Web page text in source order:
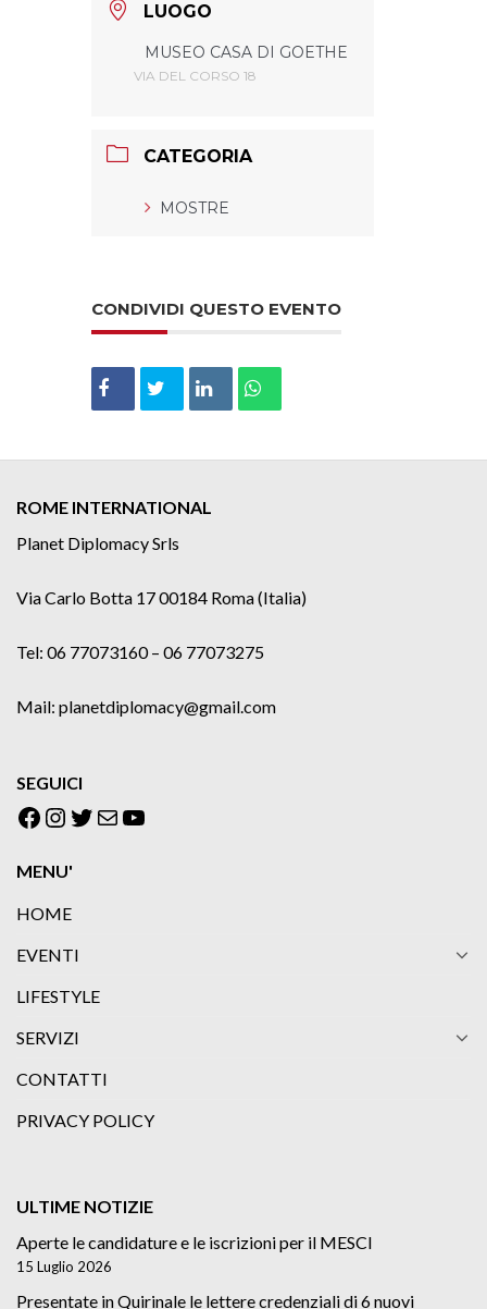
LUOGO
MUSEO CASA DI GOETHE
VIA DEL CORSO 18
CATEGORIA
MOSTRE
CONDIVIDI QUESTO EVENTO
ROME INTERNATIONAL
Planet Diplomacy Srls
Via Carlo Botta 17 00184 Roma (Italia)
Tel: 06 77073160 – 06 77073275
Mail: planetdiplomacy@gmail.com
SEGUICI
Facebook
Instagram
Twitter
EmailYouTube
MENU'
HOME
EVENTI
LIFESTYLE
SERVIZI
CONTATTI
PRIVACY POLICY
ULTIME NOTIZIE
Aperte le candidature e le iscrizioni per il MESCI
15 Luglio 2026
Presentate in Quirinale le lettere credenziali di 6 nuovi